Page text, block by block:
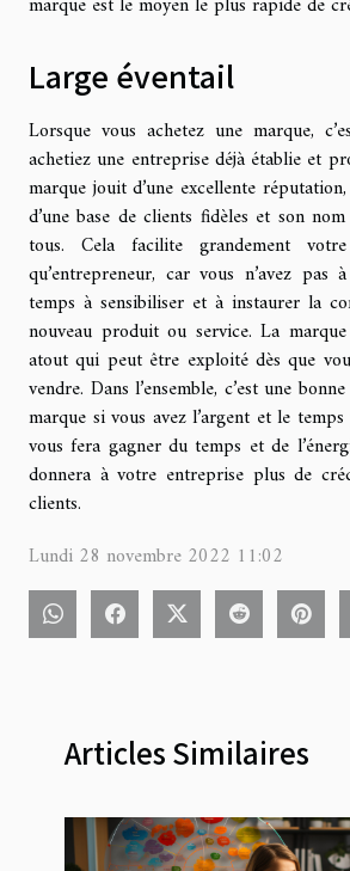
Large éventail
Lorsque vous achetez une marque,
achetiez une entreprise déjà établie et
marque jouit d’une excellente
d’une base de clients fidèles et son
tous. Cela facilite grandement
qu’entrepreneur, car vous n’avez pas
temps à sensibiliser et à instaurer la
nouveau produit ou service. La
atout qui peut être exploité dès que
vendre. Dans l’ensemble, c’est une
marque si vous avez l’argent et le
vous fera gagner du temps et de
donnera à votre entreprise plus de
clients.
Lundi 28 novembre 2022 11:02
Articles Similaires